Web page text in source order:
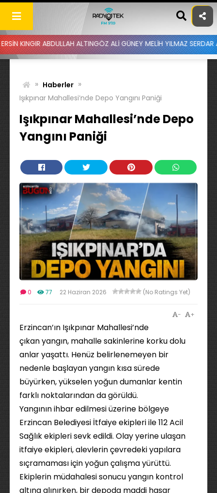
Skip
content
ALTINGÖZ ALİ GÜNEY MELİH YILMAZ SERDAR AYDIN
» Haberler »
Işıkpınar Mahallesi’nde Depo Yangını Paniği
Işıkpınar Mahallesi’nde Depo
Yangını Paniği
0 77 22 Haziran 2026 (No Ratings Yet)
+
-
Erzincan’ın Işıkpınar Mahallesi’nde
çıkan yangın, mahalle sakinlerine korku dolu
anlar yaşattı. Henüz belirlenemeyen bir
nedenle başlayan yangın kısa sürede
büyürken, yükselen yoğun dumanlar kentin
farklı noktalarından da görüldü.
Yangının ihbar edilmesi üzerine bölgeye
Erzincan Belediyesi İtfaiye ekipleri ile 112 Acil
Sağlık ekipleri sevk edildi. Olay yerine ulaşan
itfaiye ekipleri, alevlerin çevredeki yapılara
sıçramaması için yoğun çalışma yürüttü.
Ekiplerin müdahalesi sonucu yangın kontrol
altına alınırken, bir depoda maddi hasar